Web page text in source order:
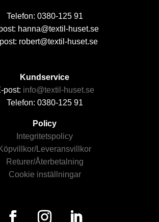
Telefon: 0380-125 91
hanna@textil-huset.se
robert@textil-huset.se
Kundservice
post: info@textil-huset.se
Telefon: 0380-125 91
Policy
Integritetspolicy
Köpvillkor/Leveransvillkor
Returer/Återbetalning
Cookie inställningar